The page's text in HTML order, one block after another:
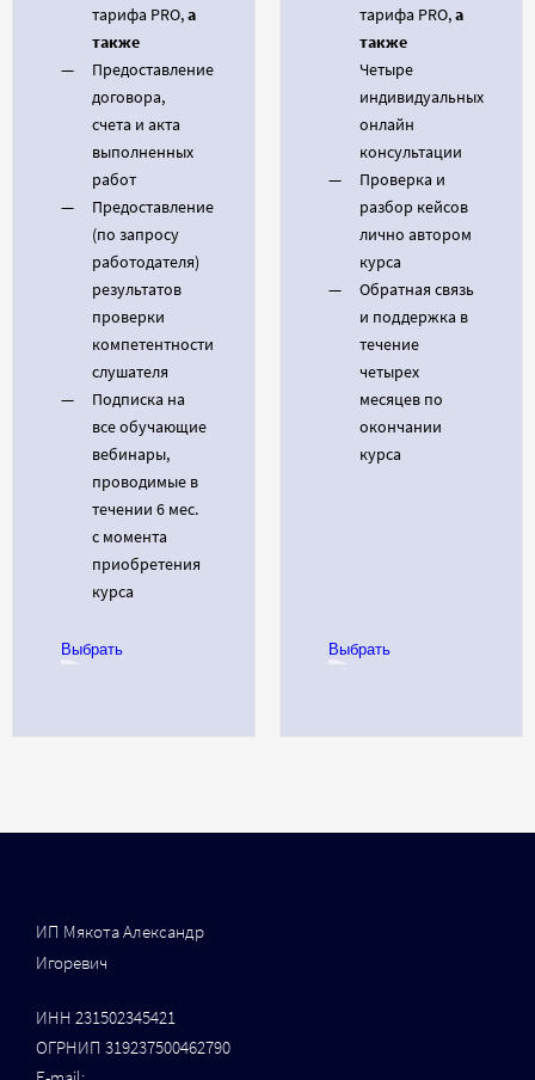
тарифа PRO,а
также
Предоставление
договора,
счета и акта
выполненных
работ
Предоставление
(по запросу
работодателя)
результатов
проверки
компетентности
слушателя
Подписка на
все обучающие
вебинары,
проводимые в
течении 6 мес.
с момента
приобретения
курса
Выбрать
тарифа PRO,а
также
Четыре
индивидуальных
онлайн
консультации
Проверка и
разбор кейсов
лично автором
курса
Обратная связь
и поддержка в
течение
четырех
месяцев по
окончании
курса
Выбрать
ИП Мякота Александр
Игоревич
ИНН 231502345421
ОГРНИП 319237500462790